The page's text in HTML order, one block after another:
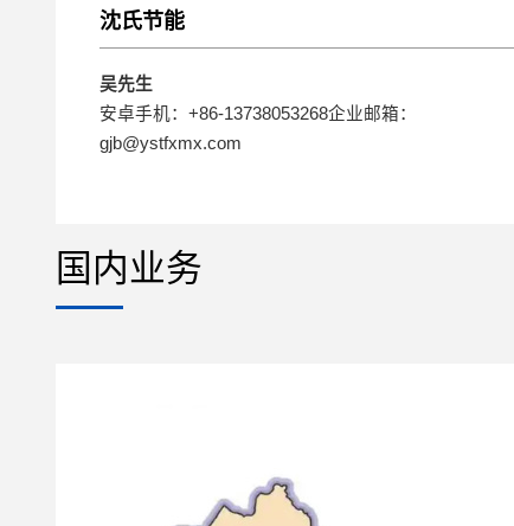
沈氏节能
吴先生
安卓手机：+86-13738053268企业邮箱：
gjb@ystfxmx.com
国内业务